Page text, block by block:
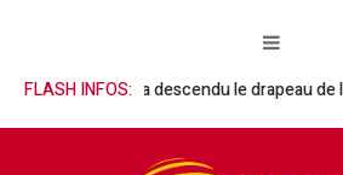
FLASH INFOS:
qui a descendu le drapeau de la